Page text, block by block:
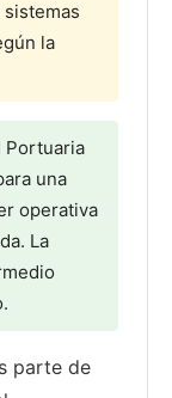
la
Portuaria
una
operativa
La
parte de